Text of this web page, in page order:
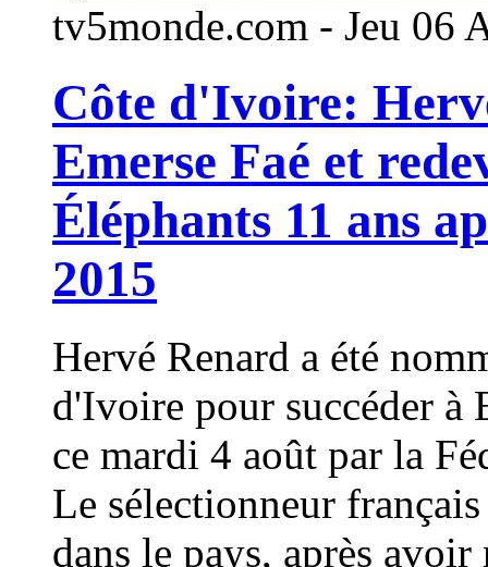
tv5monde.com - Jeu 06
Côte d'Ivoire:
Emerse Faé et
Éléphants 11 ans
2015
Hervé Renard a été
d'Ivoire pour succéder à
ce mardi 4 août par la
Le sélectionneur
dans le pays, après